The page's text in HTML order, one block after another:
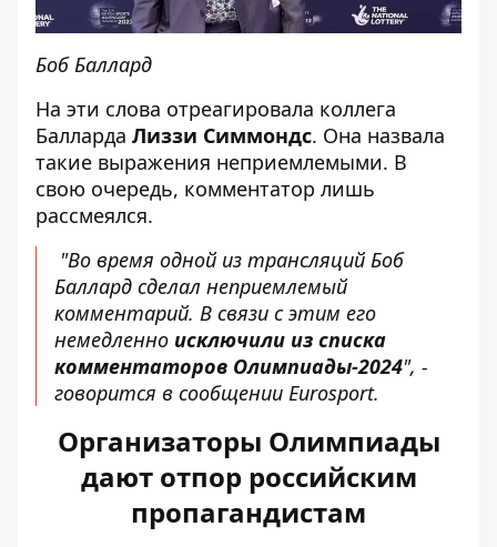
Боб Баллард
На эти слова отреагировала коллега
Балларда Лиззи Симмондс. Она назвала
такие выражения неприемлемыми. В
свою очередь, комментатор лишь
рассмеялся.
"Во время одной из трансляций Боб
Баллард сделал неприемлемый
комментарий. В связи с этим его
немедленно исключили из списка
комментаторов Олимпиады-2024", -
говорится в сообщении Eurosport.
Организаторы Олимпиады
дают отпор российским
пропагандистам